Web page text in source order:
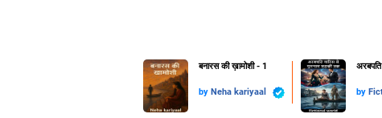
बनारस की ख़ामोशी - 1
by Neha kariyaal by